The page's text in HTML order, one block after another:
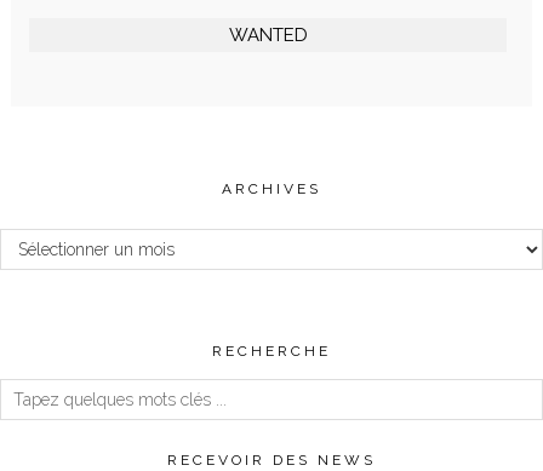
WANTED
ARCHIVES
Archives
RECHERCHE
RECEVOIR DES NEWS